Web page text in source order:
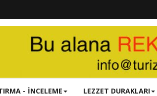
- İNCELEME LEZZET DURAKLARI